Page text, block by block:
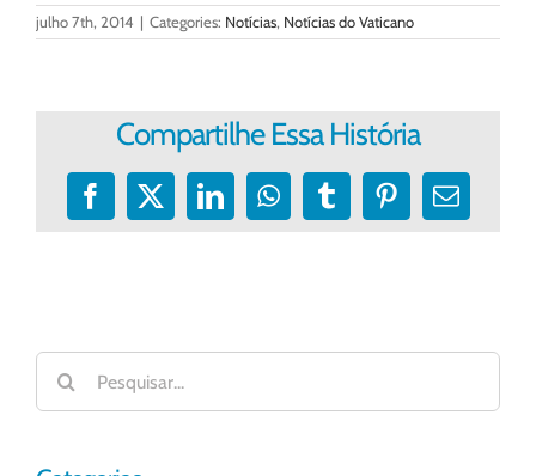
julho 7th, 2014 | Categories: Notícias, Notícias do Vaticano
Compartilhe Essa História
Facebook
X LinkedInWhatsApp
TumblrPinterest
E-
Buscar
resultados
para: